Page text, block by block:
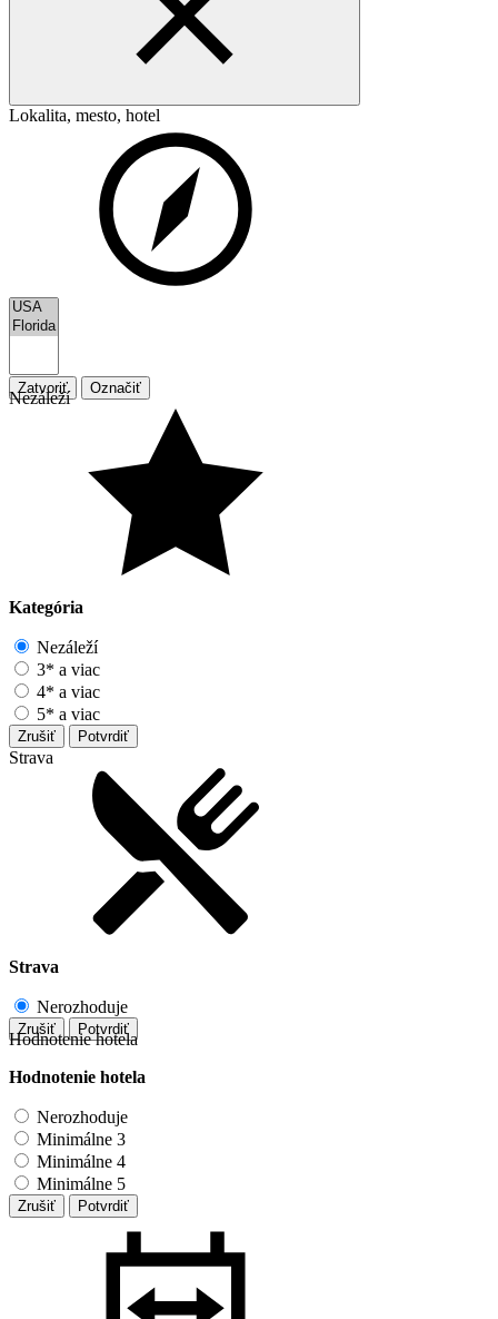
Lokalita, mesto, hotel
Zatvoriť Označiť
Nezáleží
Kategória
Nezáleží
3* a viac
4* a viac
5* a viac
Zrušiť Potvrdiť
Strava
Strava
Nerozhoduje
Zrušiť Potvrdiť
Hodnotenie hotela
Hodnotenie hotela
Nerozhoduje
Minimálne 3
Minimálne 4
Minimálne 5
Zrušiť Potvrdiť